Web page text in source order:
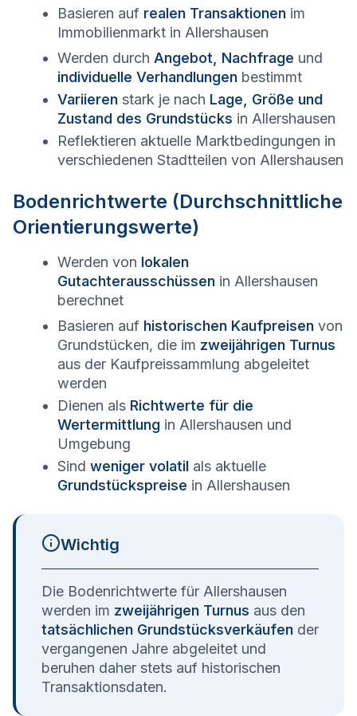
Basieren auf realen Transaktionen im
Immobilienmarkt in Allershausen
Werden durch Angebot, Nachfrage und
individuelle Verhandlungen bestimmt
Variieren stark je nach Lage, Größe und
Zustand des Grundstücks in Allershausen
Reflektieren aktuelle Marktbedingungen in
verschiedenen Stadtteilen von Allershausen
Bodenrichtwerte (Durchschnittliche
Orientierungswerte)
Werden von lokalen
Gutachterausschüssen in Allershausen
berechnet
Basieren auf historischen Kaufpreisen von
Grundstücken, die im zweijährigen Turnus
aus der Kaufpreissammlung abgeleitet
werden
Dienen als Richtwerte für die
Wertermittlung in Allershausen und
Umgebung
Sind weniger volatil als aktuelle
Grundstückspreise in Allershausen
Wichtig
Die Bodenrichtwerte für Allershausen
werden im zweijährigen Turnus aus den
tatsächlichen Grundstücksverkäufen der
vergangenen Jahre abgeleitet und
beruhen daher stets auf historischen
Transaktionsdaten.